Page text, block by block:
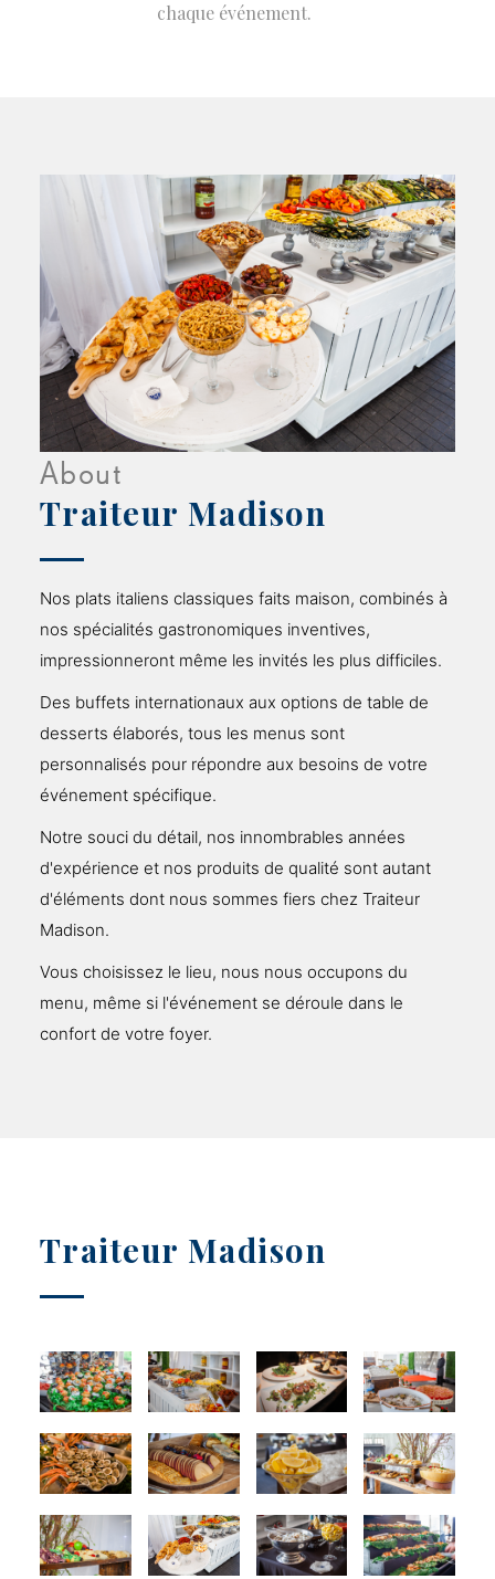
chaque événement.
About
Traiteur Madison
Nos plats italiens classiques faits maison, combinés à
nos spécialités gastronomiques inventives,
impressionneront même les invités les plus difficiles.
Des buffets internationaux aux options de table de
desserts élaborés, tous les menus sont
personnalisés pour répondre aux besoins de votre
événement spécifique.
Notre souci du détail, nos innombrables années
d'expérience et nos produits de qualité sont autant
d'éléments dont nous sommes fiers chez Traiteur
Madison.
Vous choisissez le lieu, nous nous occupons du
menu, même si l'événement se déroule dans le
confort de votre foyer.
Traiteur Madison